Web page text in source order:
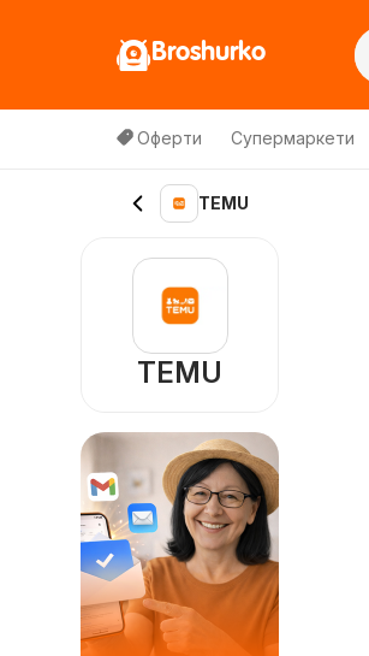
Broshurko
Оферти Супермаркети
TEMU
TEMU